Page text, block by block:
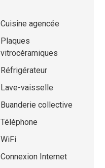
Cuisine agencée
Plaques
vitrocéramiques
Réfrigérateur
Lave-vaisselle
Buanderie collective
Téléphone
WiFi
Connexion Internet